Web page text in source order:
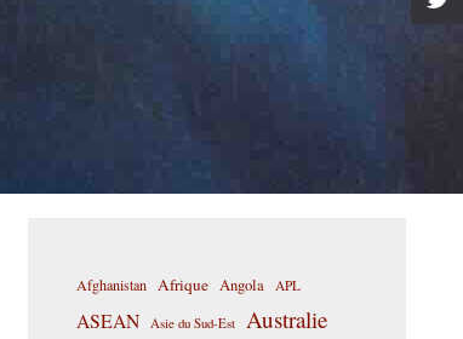
Afghanistan Afrique Angola APL
ASEAN Asie du Sud-Est Australie